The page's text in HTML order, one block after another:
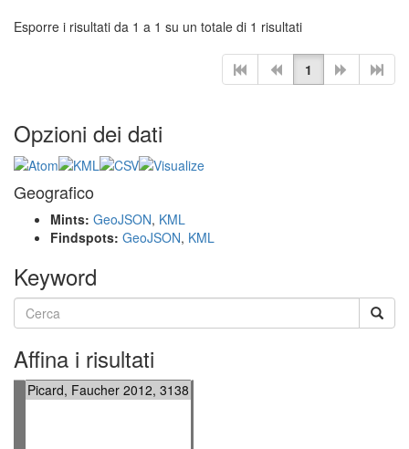
Esporre i risultati da 1 a 1 su un totale di 1 risultati
1
Opzioni dei dati
Geografico
Mints: GeoJSON, KML
Findspots: GeoJSON, KML
Keyword
Affina i risultati